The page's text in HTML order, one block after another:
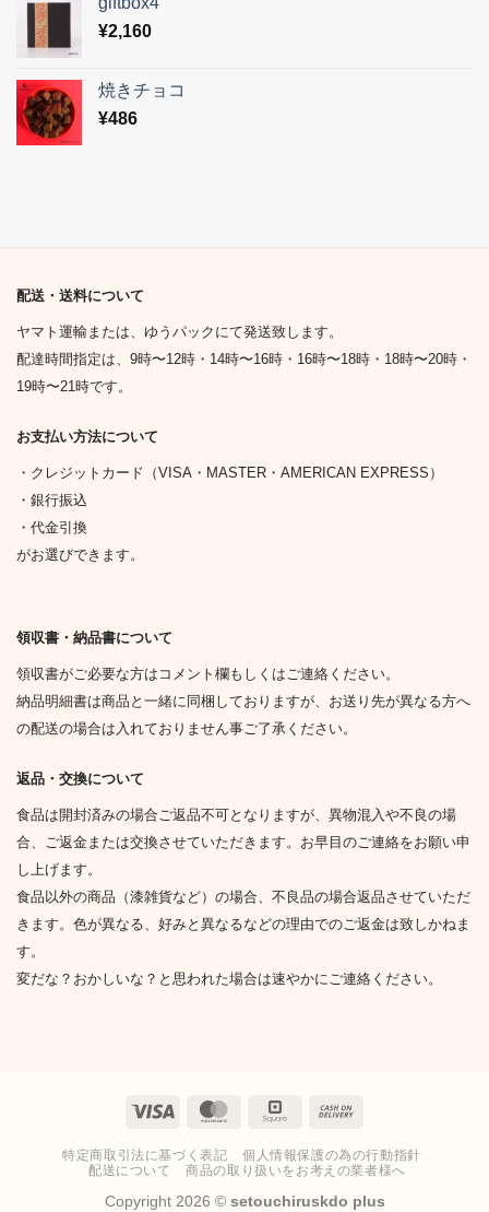
¥2,160
焼きチョコ
¥486
配送・送料について
ヤマト運輸または、ゆうパックにて発送致します。
配達時間指定は、9時〜12時・14時〜16時・16時〜18時・18時〜20時・
19時〜21時です。
お支払い方法について
・クレジットカード（VISA・MASTER・AMERICAN EXPRESS）
・銀行振込
・代金引換
がお選びできます。
領収書・納品書について
領収書がご必要な方はコメント欄もしくはご連絡ください。
納品明細書は商品と一緒に同梱しておりますが、お送り先が異なる方へ
の配送の場合は入れておりません事ご了承ください。
返品・交換について
食品は開封済みの場合ご返品不可となりますが、異物混入や不良の場
合、ご返金または交換させていただきます。お早目のご連絡をお願い申
し上げます。
食品以外の商品（漆雑貨など）の場合、不良品の場合返品させていただ
きます。色が異なる、好みと異なるなどの理由でのご返金は致しかねま
す。
変だな？おかしいな？と思われた場合は速やかにご連絡ください。
Visa MasterCardSquare
Delivery
特定商取引法に基づく表記
個人情報保護の為の行動指針
配送について
商品の取り扱いをお考えの業者様へ
Copyright 2026 © setouchiruskdo plus